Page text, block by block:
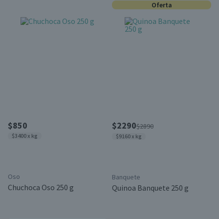
$850
$3400 x kg
Oso
Chuchoca Oso 250 g
Oferta
$2290$2890
$9160 x kg
Banquete
Quinoa Banquete 250 g